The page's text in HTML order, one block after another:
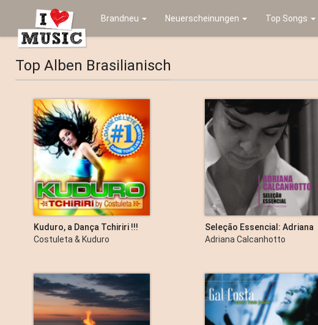
Brandneu Neuerscheinungen Top Songs
Top Alben Brasilianisch
Kuduro, a Dança Tchiriri !!!
Costuleta & Kuduro
Seleção Essencial: Adriana
Calcanhotto - Grandes
Adriana Calcanhotto